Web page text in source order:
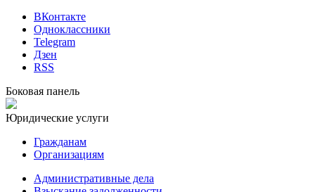
ВКонтакте
Одноклассники
Telegram
Дзен
RSS
Боковая панель
Юридические услуги
Гражданам
Организациям
Административные дела